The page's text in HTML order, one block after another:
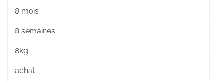
8 mois
8 semaines
8kg
achat